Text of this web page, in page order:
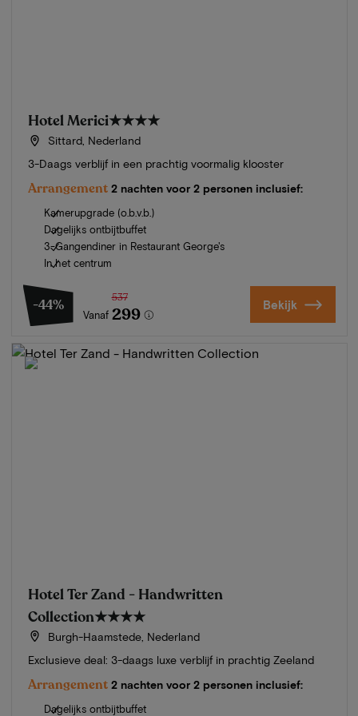
Hotel Merici★★★★
Sittard, Nederland
3-Daags verblijf in een prachtig voormalig klooster
Arrangement 2 nachten voor 2 personen inclusief:
Kamerupgrade (o.b.v.b.)
Dagelijks ontbijtbuffet
3-Gangendiner in Restaurant George's
In het centrum
-44%
Vanaf
537
299 Bekijk
Hotel Ter Zand - Handwritten
Collection★★★★
Burgh-Haamstede, Nederland
Exclusieve deal: 3-daags luxe verblijf in prachtig Zeeland
Arrangement 2 nachten voor 2 personen inclusief:
Dagelijks ontbijtbuffet